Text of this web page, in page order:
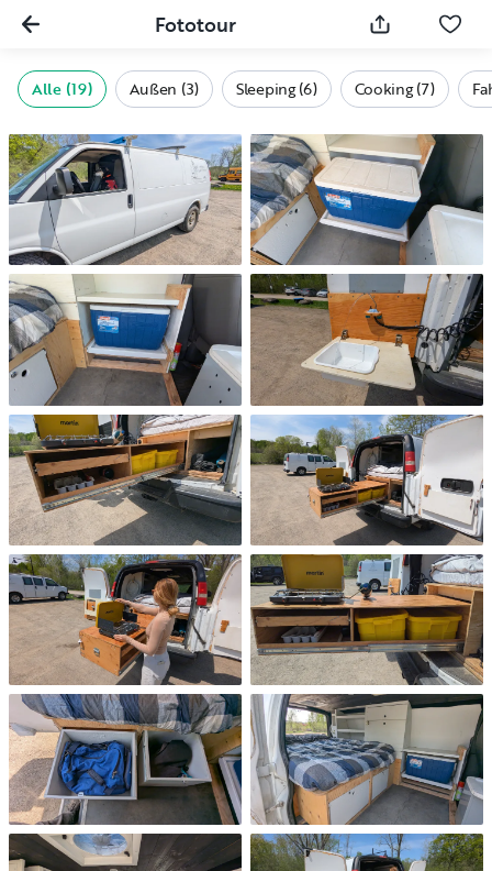
Fototour
Alle (19) Außen (3) Sleeping (6) Cooking (7)